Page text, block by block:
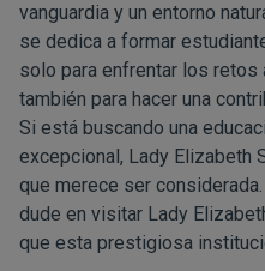
vanguardia y un entorno
se dedica a formar
solo para enfrentar los
también para hacer una
Si está buscando una
excepcional, Lady Elizabeth
que merece ser
dude en visitar Lady
que esta prestigiosa